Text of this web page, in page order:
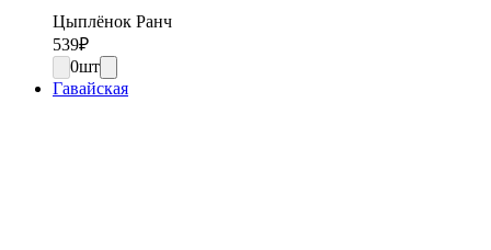
Цыплёнок Ранч
539₽
0шт
Гавайская